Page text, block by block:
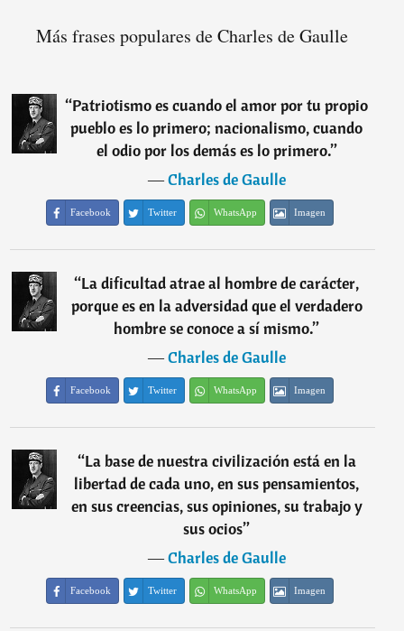
Más frases populares de Charles de Gaulle
“Patriotismo es cuando el amor por tu propio
pueblo es lo primero; nacionalismo, cuando
el odio por los demás es lo primero.”
―Charles de Gaulle
Facebook Twitter WhatsApp Imagen
“La dificultad atrae al hombre de carácter,
porque es en la adversidad que el verdadero
hombre se conoce a sí mismo.”
―Charles de Gaulle
Facebook Twitter WhatsApp Imagen
“La base de nuestra civilización está en la
libertad de cada uno, en sus pensamientos,
en sus creencias, sus opiniones, su trabajo y
sus ocios”
―Charles de Gaulle
Facebook Twitter WhatsApp Imagen